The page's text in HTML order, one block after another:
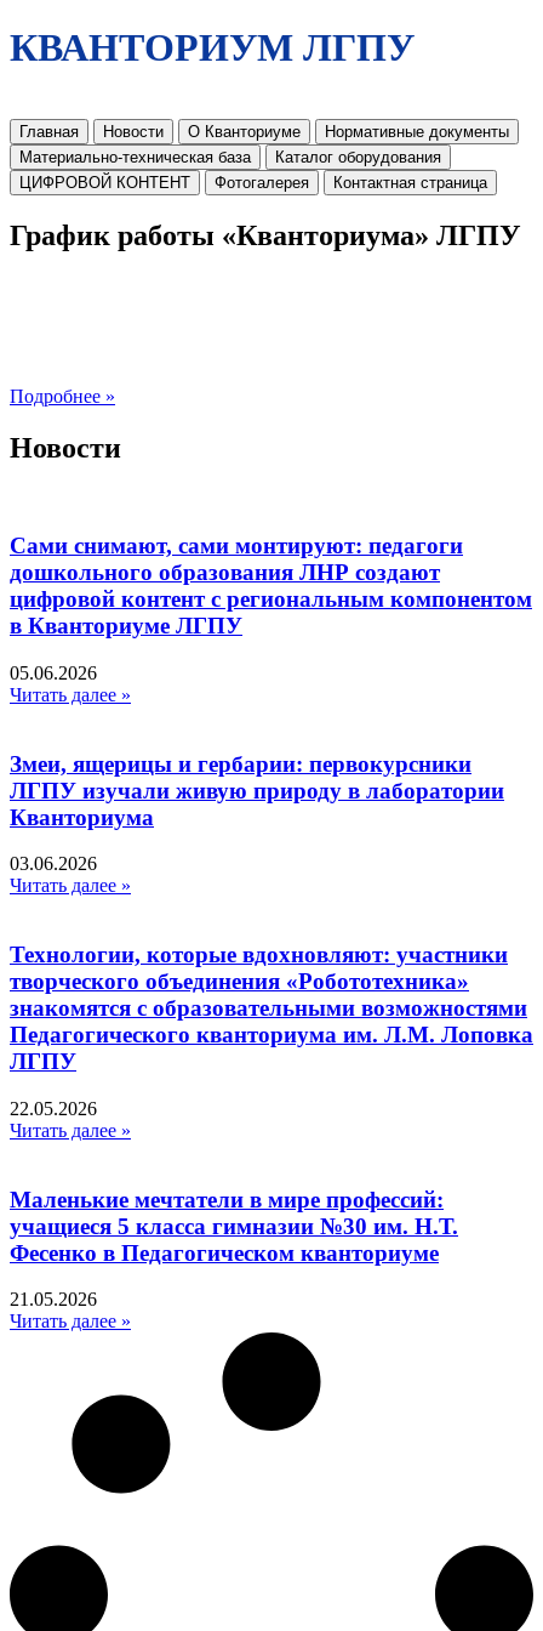
КВАНТОРИУМ ЛГПУ
Главная Новости О Кванториуме
Нормативные документы
Материально-техническая база
Каталог оборудования
ЦИФРОВОЙ КОНТЕНТ
Фотогалерея Контактная страница
График работы «Кванториума» ЛГПУ
Подробнее »
Новости
Сами снимают, сами монтируют: педагоги
дошкольного образования ЛНР создают
цифровой контент с региональным компонентом
в Кванториуме ЛГПУ​
05.06.2026
Читать далее »
Змеи, ящерицы и гербарии: первокурсники
ЛГПУ изучали живую природу в лаборатории
Кванториума
03.06.2026
Читать далее »
Технологии, которые вдохновляют: участники
творческого объединения «Робототехника»
знакомятся с образовательными возможностями
Педагогического кванториума им. Л.М. Лоповка
ЛГПУ
22.05.2026
Читать далее »
Маленькие мечтатели в мире профессий:
учащиеся 5 класса гимназии №30 им. Н.Т.
Фесенко в Педагогическом кванториуме
21.05.2026
Читать далее »